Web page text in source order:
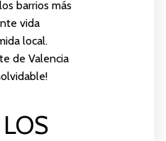
barrios más
vida
local.
de Valencia